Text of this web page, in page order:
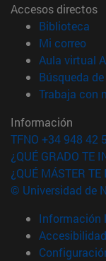
Accesos directos
Biblioteca
Mi correo
Aula virtual
Búsqueda
Trabaja con
Información
TFNO +34 948 42
¿QUÉ GRADO TE
¿QUÉ MÁSTER TE
© Universidad de
Información
Accesibilidad